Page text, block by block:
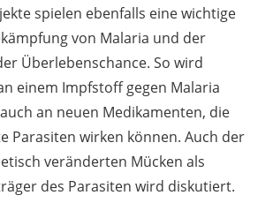
spielen ebenfalls eine wichtige
von Malaria und der
Überlebenschance. So wird
einem Impfstoff gegen Malaria
an neuen Medikamenten, die
Parasiten wirken können. Auch der
veränderten Mücken als
des Parasiten wird diskutiert.